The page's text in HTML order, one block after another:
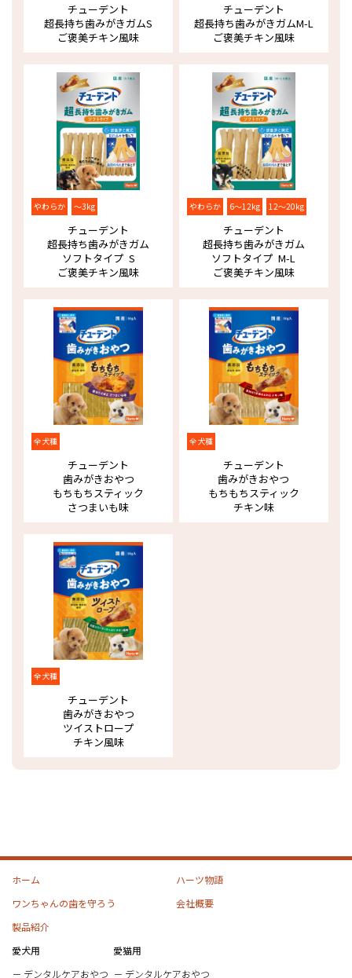
チューデント
超長持ち歯みがきガムS
ご褒美チキン風味
チューデント
超長持ち歯みがきガムM-L
ご褒美チキン風味
やわらか ～3kg
チューデント
超長持ち歯みがきガム
ソフトタイプ S
ご褒美チキン風味
やわらか 6～12kg 12～20kg
チューデント
超長持ち歯みがきガム
ソフトタイプ M-L
ご褒美チキン風味
全犬種
チューデント
歯みがきおやつ
もちもちスティック
さつまいも味
全犬種
チューデント
歯みがきおやつ
もちもちスティック
チキン味
全犬種
チューデント
歯みがきおやつ
ツイストロープ
チキン風味
ホーム
ハーツ物語
ワンちゃんの歯を守ろう
会社概要
製品紹介
愛犬用
デンタルケアおやつ
愛猫用
デンタルケアおやつ